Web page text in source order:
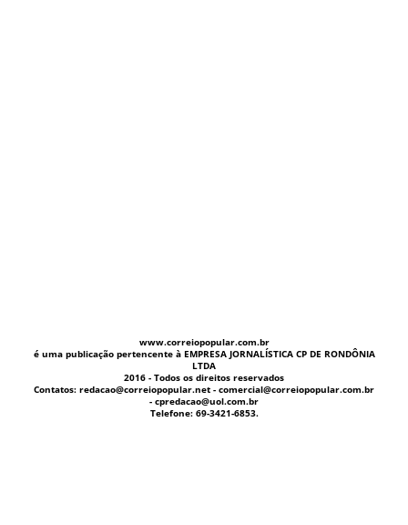
www.correiopopular.com.br
é uma publicação pertencente à EMPRESA JORNALÍSTICA CP DE RONDÔNIA
LTDA
2016 - Todos os direitos reservados
Contatos: redacao@correiopopular.net - comercial@correiopopular.com.br
- cpredacao@uol.com.br
Telefone: 69-3421-6853.